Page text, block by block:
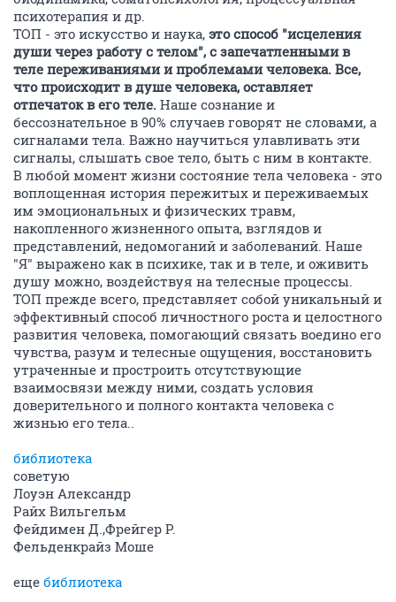
психотерапия и др.
ТОП - это искусство и наука, это способ "исцеления
души через работу с телом", с запечатленными в
теле переживаниями и проблемами человека. Все,
что происходит в душе человека, оставляет
отпечаток в его теле. Наше сознание и
бессознательное в 90% случаев говорят не словами, а
сигналами тела. Важно научиться улавливать эти
сигналы, слышать свое тело, быть с ним в контакте.
В любой момент жизни состояние тела человека - это
воплощенная история пережитых и переживаемых
им эмоциональных и физических травм,
накопленного жизненного опыта, взглядов и
представлений, недомоганий и заболеваний. Наше
"Я" выражено как в психике, так и в теле, и оживить
душу можно, воздействуя на телесные процессы.
ТОП прежде всего, представляет собой уникальный и
эффективный способ личностного роста и целостного
развития человека, помогающий связать воедино его
чувства, разум и телесные ощущения, восстановить
утраченные и простроить отсутствующие
взаимосвязи между ними, создать условия
доверительного и полного контакта человека с
жизнью его тела..
библиотека
советую
Лоуэн Александр
Райх Вильгельм
Фейдимен Д.,Фрейгер Р.
Фельденкрайз Моше
еще библиотека